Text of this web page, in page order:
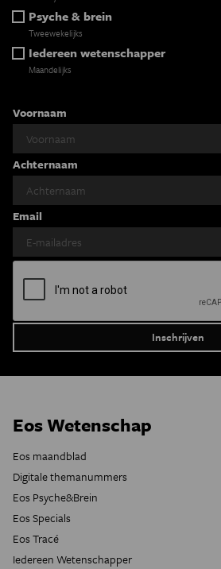
Psyche & brein
Tweewekelijks
Iedereen wetenschapper
Maandelijks
Voornaam
Achternaam
Email
Eos Wetenschap
Eos maandblad
Digitale themanummers
Eos Psyche&Brein
Eos Specials
Eos Tracé
Iedereen Wetenschapper